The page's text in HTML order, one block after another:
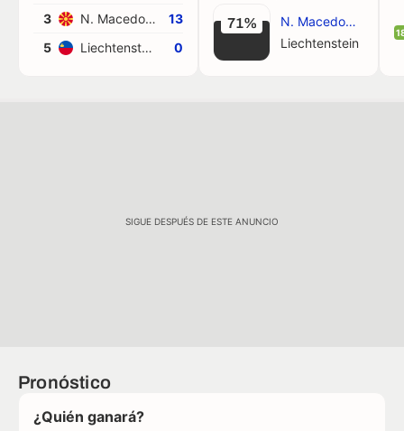
3 N. Macedonia
13
5
Liechtenstein 0
71%
N. Macedonia
Liechtenstein
SIGUE DESPUÉS DE ESTE ANUNCIO
Pronóstico
¿Quién ganará?